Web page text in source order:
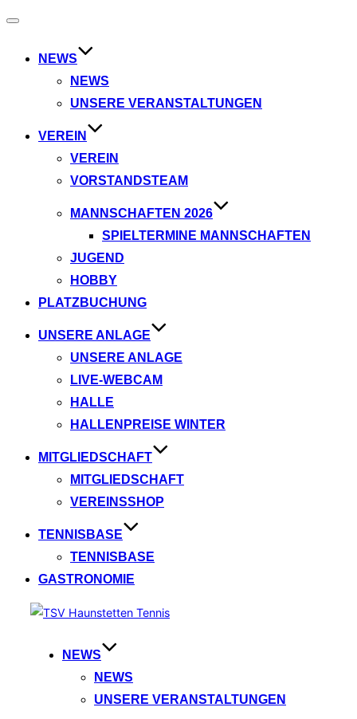
Navigation
NEWS
NEWS
UNSERE VERANSTALTUNGEN
VEREIN
VEREIN
VORSTANDSTEAM
MANNSCHAFTEN 2026
SPIELTERMINE MANNSCHAFTEN
JUGEND
HOBBY
PLATZBUCHUNG
UNSERE ANLAGE
UNSERE ANLAGE
LIVE-WEBCAM
HALLE
HALLENPREISE WINTER
MITGLIEDSCHAFT
MITGLIEDSCHAFT
VEREINSSHOP
TENNISBASE
TENNISBASE
GASTRONOMIE
springen
NEWS
NEWS
UNSERE VERANSTALTUNGEN